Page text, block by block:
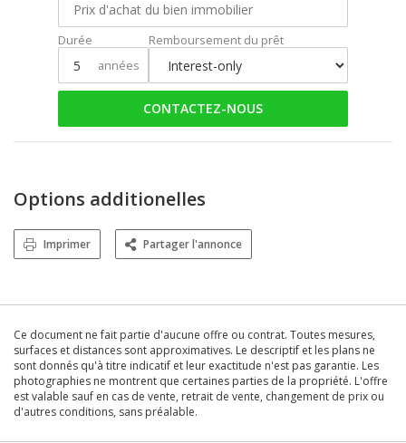
Durée
années
Remboursement du prêt
CONTACTEZ-NOUS
Options additionelles
Imprimer Partager l'annonce
Ce document ne fait partie d'aucune offre ou contrat. Toutes mesures,
surfaces et distances sont approximatives. Le descriptif et les plans ne
sont donnés qu'à titre indicatif et leur exactitude n'est pas garantie. Les
photographies ne montrent que certaines parties de la propriété. L'offre
est valable sauf en cas de vente, retrait de vente, changement de prix ou
d'autres conditions, sans préalable.